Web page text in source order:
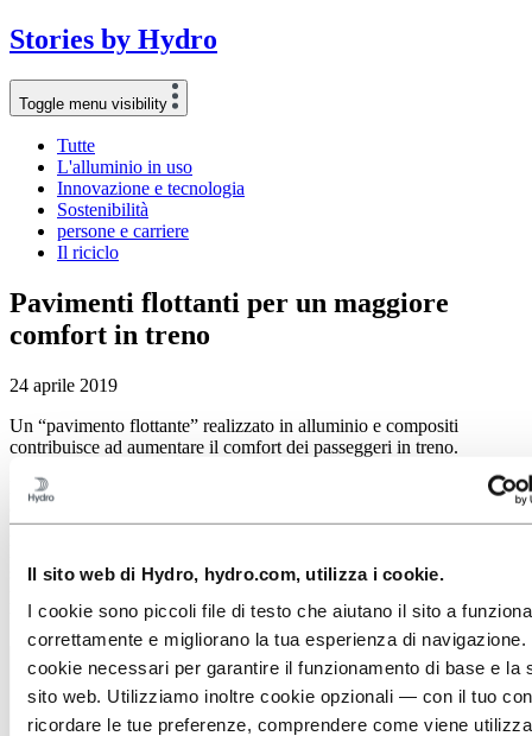
Il sito web di Hydro, hydro.com, utilizza i cookie.
I cookie sono piccoli file di testo che aiutano il sito a
correttamente e migliorano la tua esperienza di
cookie necessari per garantire il funzionamento di base e la
sito web. Utilizziamo inoltre cookie opzionali — con il tuo
ricordare le tue preferenze, comprendere come viene
Stories by Hydro
Toggle menu visibility
Tutte
L'alluminio in uso
Innovazione e tecnologia
Sostenibilità
persone e carriere
Il riciclo
Pavimenti flottanti per un maggiore
comfort in treno
24 aprile 2019
Un “pavimento flottante” realizzato in alluminio e compositi
contribuisce ad aumentare il comfort dei passeggeri in treno.
Hydro e l’austriaca Getzner Werkstoffe hanno unito le proprie
competenze nei rispettivi materiali per lo sviluppo di pavimenti
leggeri e sottili che permettono di abbattere i livelli acustici e ridurre
sostegno elastico alla struttura del pavimento, mentre l’anima in
telaio all’interno della carrozza.